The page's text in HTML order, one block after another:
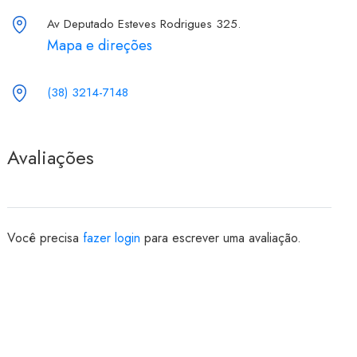
Av Deputado Esteves Rodrigues 325.
Mapa e direções
(38) 3214-7148
Avaliações
Você precisa fazer login para escrever uma avaliação.